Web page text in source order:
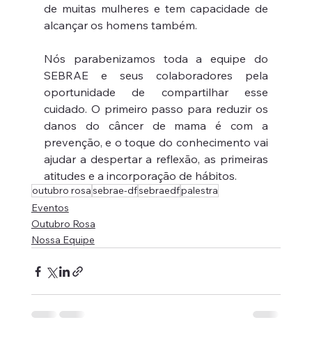
de muitas mulheres e tem capacidade de
alcançar os homens também.
Nós parabenizamos toda a equipe do
SEBRAE e seus colaboradores pela
oportunidade de compartilhar esse
cuidado. O primeiro passo para reduzir os
danos do câncer de mama é com a
prevenção, e o toque do conhecimento vai
ajudar a despertar a reflexão, as primeiras
atitudes e a incorporação de hábitos.
outubro rosasebrae-dfsebraedfpalestra
Eventos
Outubro Rosa
Nossa Equipe